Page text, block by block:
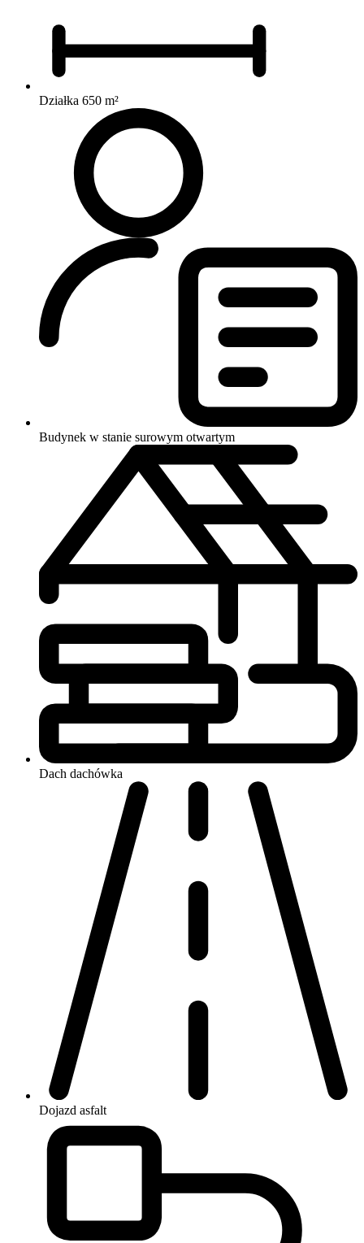
Działka 650 m²
Budynek w stanie surowym otwartym
Dach dachówka
Dojazd asfalt